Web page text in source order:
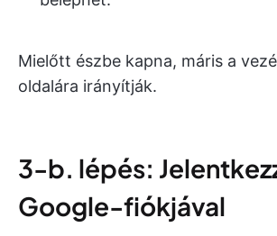
Mielőtt észbe kapna, máris a
oldalára irányítják.
3-b. lépés:
Google-fiókjával